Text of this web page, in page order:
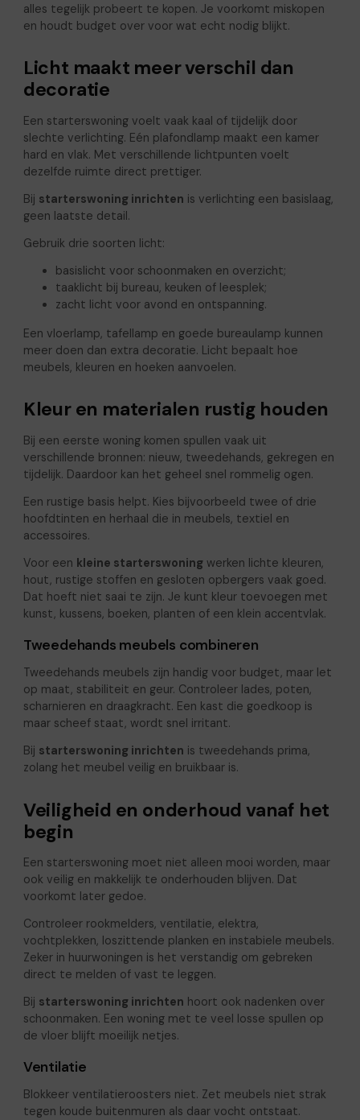
alles tegelijk probeert te kopen. Je voorkomt miskopen
en houdt budget over voor wat echt nodig blijkt.
Licht maakt meer verschil dan
decoratie
Een starterswoning voelt vaak kaal of tijdelijk door
slechte verlichting. Eén plafondlamp maakt een kamer
hard en vlak. Met verschillende lichtpunten voelt
dezelfde ruimte direct prettiger.
Bij starterswoning inrichten is verlichting een basislaag,
geen laatste detail.
Gebruik drie soorten licht:
basislicht voor schoonmaken en overzicht;
taaklicht bij bureau, keuken of leesplek;
zacht licht voor avond en ontspanning.
Een vloerlamp, tafellamp en goede bureaulamp kunnen
meer doen dan extra decoratie. Licht bepaalt hoe
meubels, kleuren en hoeken aanvoelen.
Kleur en materialen rustig houden
Bij een eerste woning komen spullen vaak uit
verschillende bronnen: nieuw, tweedehands, gekregen en
tijdelijk. Daardoor kan het geheel snel rommelig ogen.
Een rustige basis helpt. Kies bijvoorbeeld twee of drie
hoofdtinten en herhaal die in meubels, textiel en
accessoires.
Voor een kleine starterswoningwerken lichte kleuren,
hout, rustige stoffen en gesloten opbergers vaak goed.
Dat hoeft niet saai te zijn. Je kunt kleur toevoegen met
kunst, kussens, boeken, planten of een klein accentvlak.
Tweedehands meubels combineren
Tweedehands meubels zijn handig voor budget, maar let
op maat, stabiliteit en geur. Controleer lades, poten,
scharnieren en draagkracht. Een kast die goedkoop is
maar scheef staat, wordt snel irritant.
Bij starterswoning inrichten is tweedehands prima,
zolang het meubel veilig en bruikbaar is.
Veiligheid en onderhoud vanaf het
begin
Een starterswoning moet niet alleen mooi worden, maar
ook veilig en makkelijk te onderhouden blijven. Dat
voorkomt later gedoe.
Controleer rookmelders, ventilatie, elektra,
vochtplekken, loszittende planken en instabiele meubels.
Zeker in huurwoningen is het verstandig om gebreken
direct te melden of vast te leggen.
Bij starterswoning inrichten hoort ook nadenken over
schoonmaken. Een woning met te veel losse spullen op
de vloer blijft moeilijk netjes.
Ventilatie
Blokkeer ventilatieroosters niet. Zet meubels niet strak
tegen koude buitenmuren als daar vocht ontstaat.